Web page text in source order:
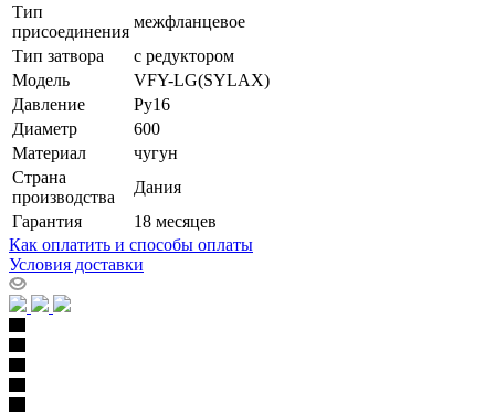
Тип
присоединения
межфланцевое
Тип затвора
с редуктором
Модель
VFY-LG(SYLAX)
Давление
Ру16
Диаметр
600
Материал
чугун
Страна
производства
Дания
Гарантия
18 месяцев
Как оплатить и способы оплаты
Условия доставки